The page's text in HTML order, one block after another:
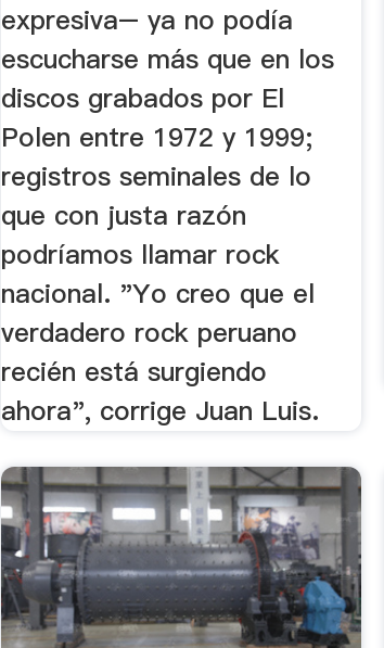
expresiva– ya no podía
escucharse más que en los
discos grabados por El
Polen entre 1972 y 1999;
registros seminales de lo
que con justa razón
podríamos llamar rock
nacional. "Yo creo que el
verdadero rock peruano
recién está surgiendo
ahora", corrige Juan Luis.